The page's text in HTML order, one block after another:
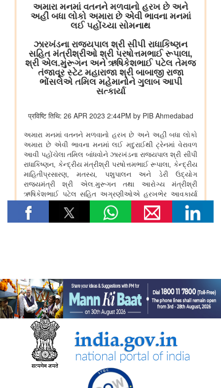
लद्दाख में ऊंचाई पर औषधीय पौधे
आयुर्वेद पर्यटन के लिए केरल एक वैश्विक केंद्र के रूप में
आयुष औषधियों का मानकीकरण
महिलाओं के लिए आयुष स्वास्थ्य सेवाओं की प्रगति
जनजातीय क्षेत्रों में आयुष स्वास्थ्य सेवाएं
प्रणाली के रूप में उभरना चाहिए: केंद्रीय मंत्री श्री प्रतापराव जाधव
कृषि एवं किसान कल्‍याण मंत्रालय
विषय: मानव-जनित भूमि क्षरण के कारण कृषि उपज में हानि
विषय- एग्रीस्टैक और डिजिटल कृषि मिशन का कार्यान्वयन
विषय- किसान उत्पादक संगठनों (एफपीओ) का गठन
विषय: राष्ट्रीय खाद्य तेल मिशन तिलहन (एनएमईओ-तिलहन) का क्रियान्वयन
विषय: तिलहन एवं दलहन के उत्पादन को बढ़ाने के लिए उठाए गए कदम
स्थायी सामुदायिक परिसंपत्तियों में बदलने में भारत का नेतृत्व किया
वाणिज्‍य एवं उद्योग मंत्रालय
डीजीएफटी, 'सोर्स फ्रॉम इंडिया' फीचर के माध्यम से डीपीआईआईटी-मान्यता
प्राप्त स्टार्टअप्स को वैश्विक व्यापार पारिस्थितिकी तंत्र से जोड़ता है
नई दिल्ली में आधुनिकीकरण और औद्योगिक सहयोग पर भारत-रूस कार्य समूह
के 12वें सत्र का आयोजन
भव्य योजना के पहले चरण के पहले राउंड में 87 प्रस्ताव प्राप्त हुए